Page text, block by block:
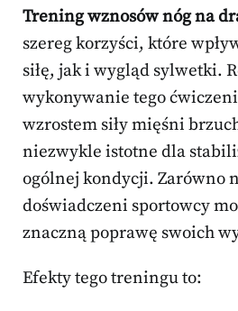
Trening wznosów nóg na
szereg korzyści, które
siłę, jak i wygląd sylwetki.
wykonywanie tego
wzrostem siły mięśni
niezwykle istotne dla
ogólnej kondycji. Zarówno
doświadczeni sportowcy
znaczną poprawę swoich
Efekty tego treningu to: